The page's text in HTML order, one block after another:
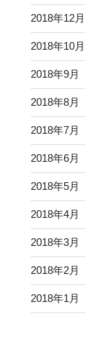
2018年12月
2018年10月
2018年9月
2018年8月
2018年7月
2018年6月
2018年5月
2018年4月
2018年3月
2018年2月
2018年1月